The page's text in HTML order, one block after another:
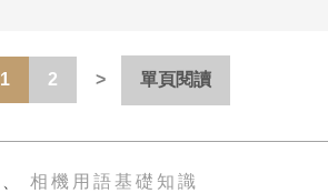
1 2 單頁閱讀
、 相機用語基礎知識